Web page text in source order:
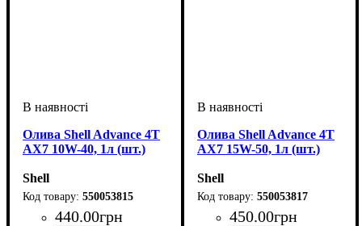
Олива Shell Advance 4T
AX7 10W-40, 1л (шт.)
Shell
550053815
440.00грн
Олива Shell Advance 4T
AX7 15W-50, 1л (шт.)
Shell
550053817
450.00грн